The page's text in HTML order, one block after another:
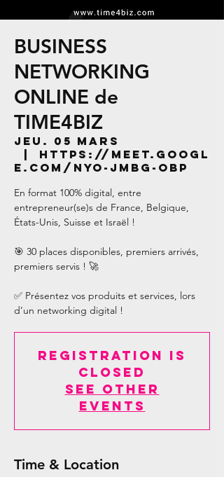
BUSINESS
NETWORKING
ONLINE de
TIME4BIZ
jeu. 05 mars
https://meet.googl
e.com/nyo-jmbg-obp
En format 100% digital, entre
entrepreneur(se)s de France, Belgique,
États-Unis, Suisse et Israël !
🎯 30 places disponibles, premiers arrivés,
premiers servis ! 🚀
✅ Présentez vos produits et services, lors
d’un networking digital !
Registration is
closed
See other
events
Time & Location